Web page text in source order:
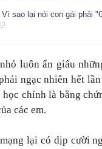
Vì sao lại nói con gái phải
luôn ẩn giấu
ngạc nhiên hết
chính là bằng
các em.
lại có dịp cười